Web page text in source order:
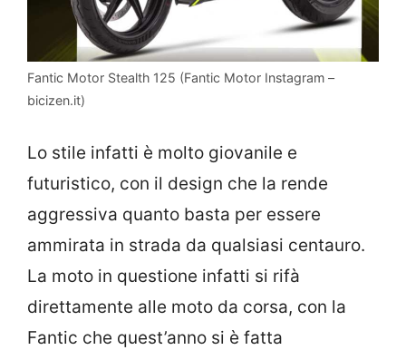
Fantic Motor Stealth 125 (Fantic Motor Instagram –
bicizen.it)
Lo stile infatti è molto giovanile e
futuristico, con il design che la rende
aggressiva quanto basta per essere
ammirata in strada da qualsiasi centauro.
La moto in questione infatti si rifà
direttamente alle moto da corsa, con la
Fantic che quest’anno si è fatta